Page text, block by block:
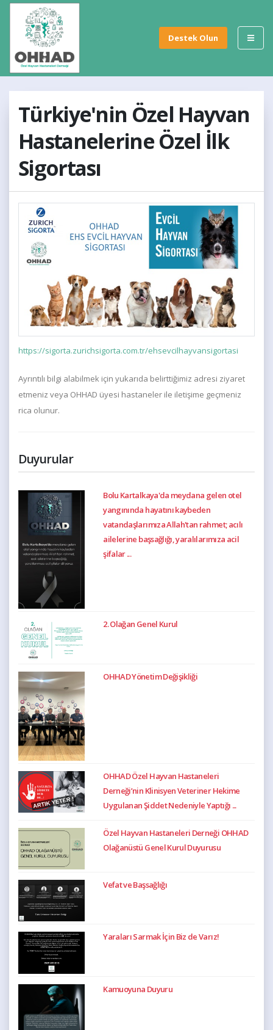
Destek Olun
Türkiye'nin Özel Hayvan
Hastanelerine Özel İlk
Sigortası
https://sigorta.zurichsigorta.com.tr/ehsevcilhayvansigortasi
Ayrıntılı bilgi alabilmek için yukarıda belirttiğimiz adresi ziyaret
etmeniz veya OHHAD üyesi hastaneler ile iletişime geçmeniz
rica olunur.
Duyurular
Bolu Kartalkaya'da meydana gelen otel
yangınında hayatını kaybeden
vatandaşlarımıza Allah'tan rahmet; acılı
ailelerine başsağlığı, yaralılarımıza acil
şifalar ...
2. Olağan Genel Kurul
OHHAD Yönetim Değişikliği
OHHAD Özel Hayvan Hastaneleri
Derneği’nin Klinisyen Veteriner Hekime
Uygulanan Şiddet Nedeniyle Yaptığı ...
Özel Hayvan Hastaneleri Derneği OHHAD
Olağanüstü Genel Kurul Duyurusu
Vefat ve Başsağlığı
Yaraları Sarmak İçin Biz de Varız!
Kamuoyuna Duyuru